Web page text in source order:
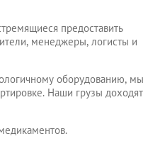
предоставить
менеджеры, логисты и
оборудованию, мы
Наши грузы доходят